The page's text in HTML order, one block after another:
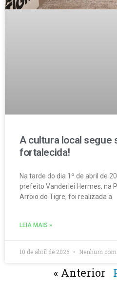
A cultura local segue
fortalecida!
Na tarde do dia 1º de abril de
prefeito Vanderlei Hermes, na
Arroio do Tigre, foi realizada a
LEIA MAIS »
10 de abril de 2026 Nenhum
« Anterior